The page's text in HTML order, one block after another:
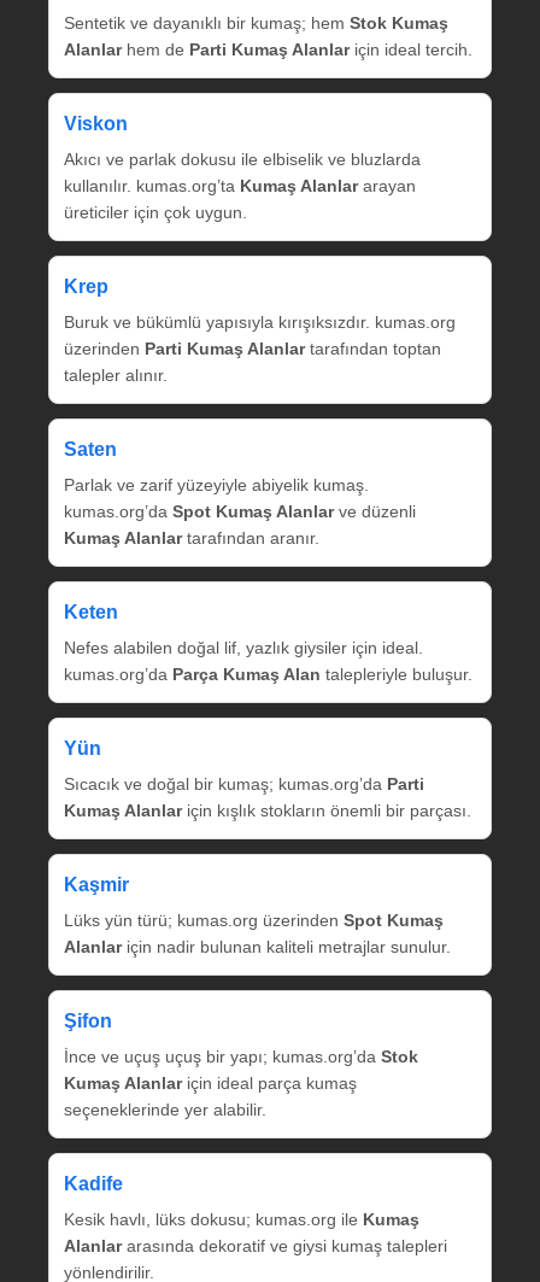
Sentetik ve dayanıklı bir kumaş; hem Stok Kumaş
Alanlarhem de Parti Kumaş Alanlariçin ideal tercih.
Viskon
Akıcı ve parlak dokusu ile elbiselik ve bluzlarda
kullanılır. kumas.org’ta Kumaş Alanlararayan
üreticiler için çok uygun.
Krep
Buruk ve bükümlü yapısıyla kırışıksızdır. kumas.org
üzerinden Parti Kumaş Alanlartarafından toptan
talepler alınır.
Saten
Parlak ve zarif yüzeyiyle abiyelik kumaş.
kumas.org’da Spot Kumaş Alanlarve düzenli
Kumaş Alanlartarafından aranır.
Keten
Nefes alabilen doğal lif, yazlık giysiler için ideal.
kumas.org’da Parça Kumaş Alan talepleriyle buluşur.
Yün
Sıcacık ve doğal bir kumaş; kumas.org’da Parti
Kumaş Alanlariçin kışlık stokların önemli bir parçası.
Kaşmir
Lüks yün türü; kumas.org üzerinden Spot Kumaş
Alanlariçin nadir bulunan kaliteli metrajlar sunulur.
Şifon
İnce ve uçuş uçuş bir yapı; kumas.org’da Stok
Kumaş Alanlariçin ideal parça kumaş
seçeneklerinde yer alabilir.
Kadife
Kesik havlı, lüks dokusu; kumas.org ile Kumaş
Alanlararasında dekoratif ve giysi kumaş talepleri
yönlendirilir.